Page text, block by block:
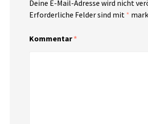
Deine E-Mail-Adresse wird nicht
Erforderliche Felder sind mit *
Kommentar*